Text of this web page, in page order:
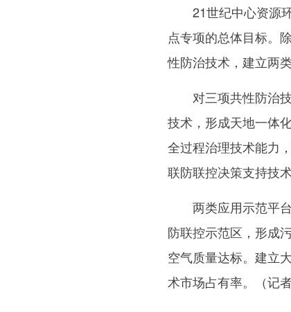
21世纪中心资源环
点专项的总体目标。
性防治技术，建立两
对三项共性防治技
技术，形成天地一体
全过程治理技术能力
联防联控决策支持技
两类应用示范平台
防联控示范区，形成
空气质量达标。建立
术市场占有率。（记者